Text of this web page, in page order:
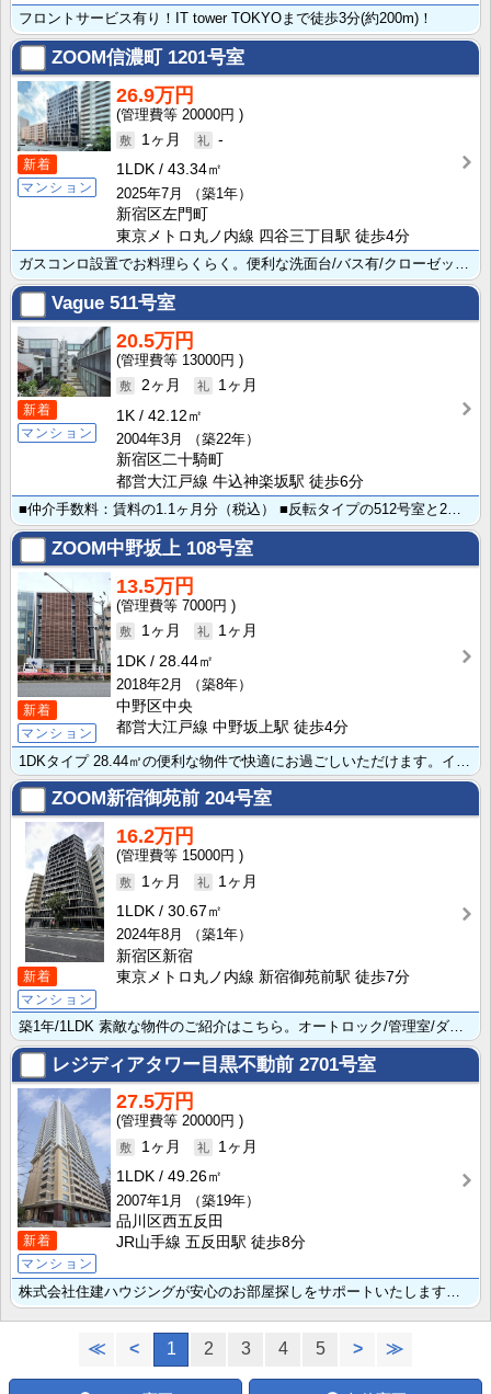
フロントサービス有り！IT tower TOKYOまで徒歩3分(約200m)！
ZOOM信濃町1201号室
新着
マンション
26.9万円
20000円
1ヶ月
-
1LDK
43.34㎡
2025年7月
（築1年）
新宿区左門町
東京メトロ丸ノ内線 四谷三丁目駅 徒歩4分
ガスコンロ設置でお料理らくらく。便利な洗面台/バス有/クローゼットが設置されています。オートロック/･･･
Vague 511号室
新着
マンション
20.5万円
13000円
2ヶ月
1ヶ月
1K
42.12㎡
2004年3月
（築22年）
新宿区二十騎町
都営大江戸線 牛込神楽坂駅 徒歩6分
■仲介手数料：賃料の1.1ヶ月分（税込） ■反転タイプの512号室と2部屋まとめてコネクティングルー･･･
ZOOM中野坂上 108号室
新着
マンション
13.5万円
7000円
1ヶ月
1ヶ月
1DK
28.44㎡
2018年2月
（築8年）
中野区中央
都営大江戸線 中野坂上駅 徒歩4分
ZOOM新宿御苑前 204号室
新着
マンション
16.2万円
15000円
1ヶ月
1ヶ月
1LDK
30.67㎡
2024年8月
（築1年）
新宿区新宿
東京メトロ丸ノ内線 新宿御苑前駅 徒歩7分
レジディアタワー目黒不動前 2701号室
新着
マンション
27.5万円
20000円
1ヶ月
1ヶ月
1LDK
49.26㎡
2007年1月
（築19年）
品川区西五反田
JR山手線 五反田駅 徒歩8分
≪ < 1 2 3 4 5 > ≫